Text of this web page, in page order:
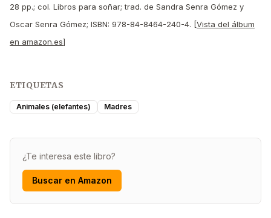
28 pp.; col. Libros para soñar; trad. de Sandra Senra Gómez y
Oscar Senra Gómez; ISBN: 978-84-8464-240-4. [Vista del álbum
en amazon.es]
ETIQUETAS
Animales (elefantes) Madres
¿Te interesa este libro?
Buscar en Amazon